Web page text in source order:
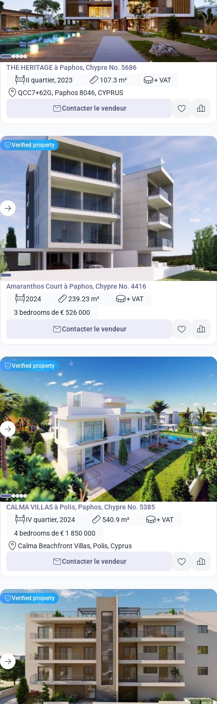
de€580 000
Développement
THE HERITAGE à Paphos, Chypre No. 5686
II quartier, 2023
107.3 m²
+ VAT
QCC7+62G, Paphos 8046, CYPRUS
Contacter le vendeur
Verified property
de
Développement
Amaranthos Court à Paphos, Chypre No. 4416
2024
239.23 m²
+ VAT
3 bedrooms de € 526 000
Contacter le vendeur
Verified property
de€1 850 000
Développement
CALMA VILLAS à Polis, Paphos, Chypre No. 5385
IV quartier, 2024
540.9 m²
+ VAT
4 bedrooms de € 1 850 000
Calma Beachfront Villas, Polis, Cyprus
Contacter le vendeur
Verified property